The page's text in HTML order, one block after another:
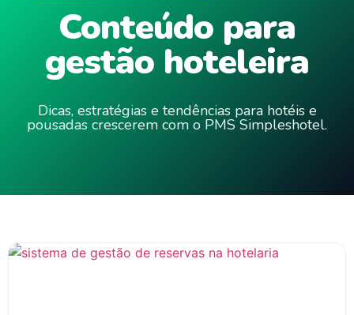
Conteúdo para
gestão hoteleira
Dicas, estratégias e tendências para hotéis e
pousadas crescerem com o PMS Simpleshotel.